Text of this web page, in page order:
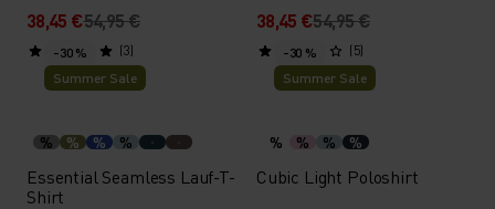
38,45 €54,95 €
(3)
38,45 €54,95 €
(5)
-30 %
Summer Sale
% % % %
Essential Seamless Lauf-T-
Shirt
-30 %
Summer Sale
% % % %
Cubic Light Poloshirt